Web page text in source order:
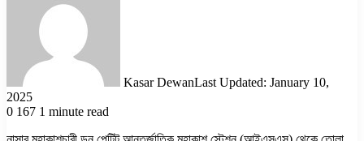
Kasar DewanLast Updated: January 10,
2025
0 167 1 minute read